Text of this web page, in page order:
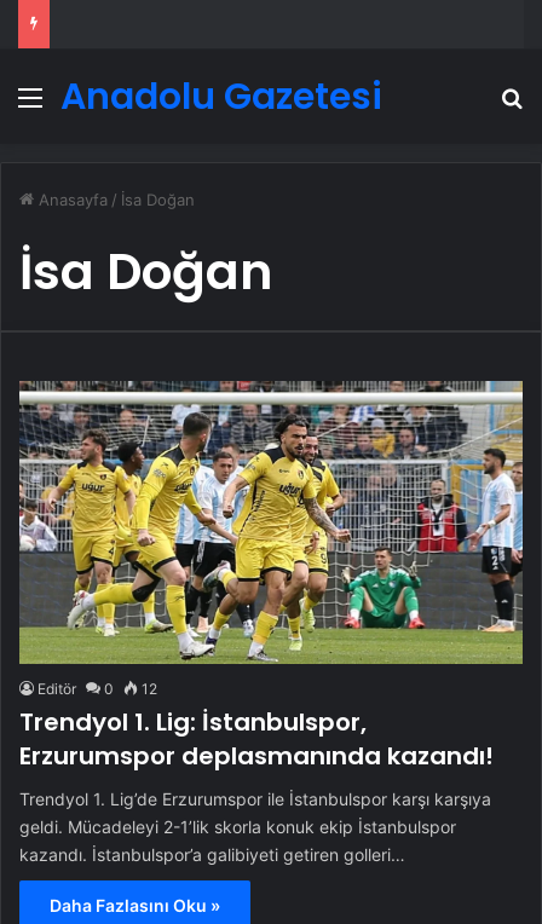
Menü
Anadolu Gazetesi
Anasayfa / İsa Doğan
İsa Doğan
Editör 0 12
Trendyol 1. Lig: İstanbulspor,
Erzurumspor deplasmanında kazandı!
Trendyol 1. Lig’de Erzurumspor ile İstanbulspor karşı karşıya
geldi. Mücadeleyi 2-1’lik skorla konuk ekip İstanbulspor
kazandı. İstanbulspor’a galibiyeti getiren golleri…
Daha Fazlasını Oku »